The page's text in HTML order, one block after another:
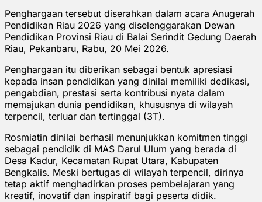
Penghargaan tersebut diserahkan dalam acara Anugerah
Pendidikan Riau 2026 yang diselenggarakan Dewan
Pendidikan Provinsi Riau di Balai Serindit Gedung Daerah
Riau, Pekanbaru, Rabu, 20 Mei 2026.
Penghargaan itu diberikan sebagai bentuk apresiasi
kepada insan pendidikan yang dinilai memiliki dedikasi,
pengabdian, prestasi serta kontribusi nyata dalam
memajukan dunia pendidikan, khususnya di wilayah
terpencil, terluar dan tertinggal (3T).
Rosmiatin dinilai berhasil menunjukkan komitmen tinggi
sebagai pendidik di MAS Darul Ulum yang berada di
Desa Kadur, Kecamatan Rupat Utara, Kabupaten
Bengkalis. Meski bertugas di wilayah terpencil, dirinya
tetap aktif menghadirkan proses pembelajaran yang
kreatif, inovatif dan inspiratif bagi peserta didik.